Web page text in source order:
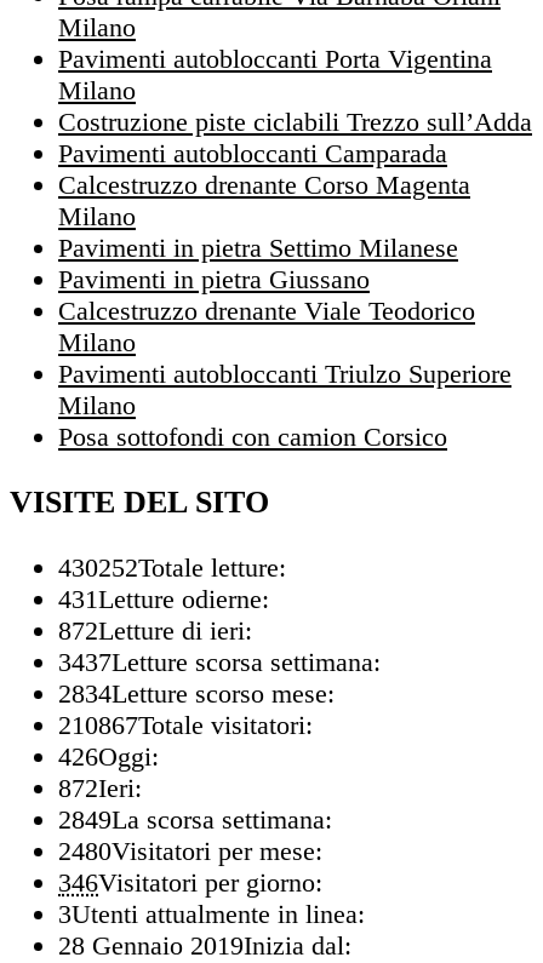
Milano
Pavimenti autobloccanti Porta Vigentina
Milano
Costruzione piste ciclabili Trezzo sull’Adda
Pavimenti autobloccanti Camparada
Calcestruzzo drenante Corso Magenta
Milano
Pavimenti in pietra Settimo Milanese
Pavimenti in pietra Giussano
Calcestruzzo drenante Viale Teodorico
Milano
Pavimenti autobloccanti Triulzo Superiore
Milano
Posa sottofondi con camion Corsico
VISITE DEL SITO
430252Totale letture:
431Letture odierne:
872Letture di ieri:
3437Letture scorsa settimana:
2834Letture scorso mese:
210867Totale visitatori:
426Oggi:
872Ieri:
2849La scorsa settimana:
2480Visitatori per mese:
346Visitatori per giorno:
3Utenti attualmente in linea:
28 Gennaio 2019Inizia dal: